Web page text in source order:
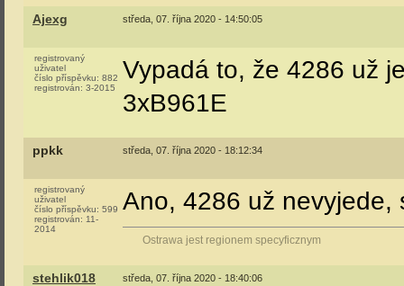
Ajexg středa, 07. října 2020 - 14:50:05
registrovaný
uživatel
číslo příspěvku: 882
registrován: 3-2015
Vypadá to, že 4286 už
3xB961E
ppkk středa, 07. října 2020 - 18:12:34
registrovaný
uživatel
číslo příspěvku: 599
registrován: 11-
2014
Ano, 4286 už nevyjede,
Ostrawa jest regionem specyficznym
stehlik018 středa, 07. října 2020 - 18:40:06